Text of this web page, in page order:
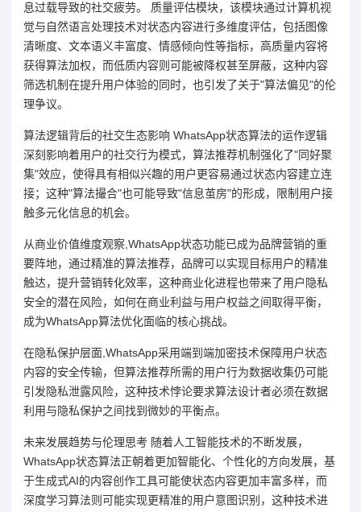
息过载导致的社交疲劳。 质量评估模块，该模块通过计算机视
觉与自然语言处理技术对状态内容进行多维度评估，包括图像
清晰度、文本语义丰富度、情感倾向性等指标，高质量内容将
获得算法加权，而低质内容则可能被降权甚至屏蔽，这种内容
筛选机制在提升用户体验的同时，也引发了关于"算法偏见"的伦
理争议。
算法逻辑背后的社交生态影响 WhatsApp状态算法的运作逻辑
深刻影响着用户的社交行为模式，算法推荐机制强化了"同好聚
集"效应，使得具有相似兴趣的用户更容易通过状态内容建立连
接；这种"算法撮合"也可能导致"信息茧房"的形成，限制用户接
触多元化信息的机会。
从商业价值维度观察,WhatsApp状态功能已成为品牌营销的重
要阵地，通过精准的算法推荐，品牌可以实现目标用户的精准
触达，提升营销转化效率，这种商业化进程也带来了用户隐私
安全的潜在风险，如何在商业利益与用户权益之间取得平衡，
成为WhatsApp算法优化面临的核心挑战。
在隐私保护层面,WhatsApp采用端到端加密技术保障用户状态
内容的安全传输，但算法推荐所需的用户行为数据收集仍可能
引发隐私泄露风险，这种技术悖论要求算法设计者必须在数据
利用与隐私保护之间找到微妙的平衡点。
未来发展趋势与伦理思考 随着人工智能技术的不断发展，
WhatsApp状态算法正朝着更加智能化、个性化的方向发展，基
于生成式AI的内容创作工具可能使状态内容更加丰富多样，而
深度学习算法则可能实现更精准的用户意图识别，这种技术进